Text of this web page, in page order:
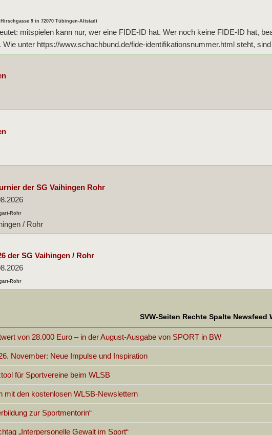
9 in 72070 Tübingen-Altstadt
mitspielen kann nur, wer eine FIDE-ID hat. Wer noch keine FIDE-ID hat,
unter https://www.schachbund.de/fide-identifikationsnummer.html steht,
der SG Vaihingen Rohr
Rohr
/ Rohr
der SG Vaihingen / Rohr
Rohr
SVW-Seiten Rechte Spalte Newsfeed
von 28.000 Euro – in der August-Ausgabe von SPORT in BW
November: Neue Impulse und Inspiration
für Sportvereine beim WLSB
mit den kostenlosen WLSB-Newslettern
zur Sportmentorin“
„Interpersonelle Gewalt im Sport“